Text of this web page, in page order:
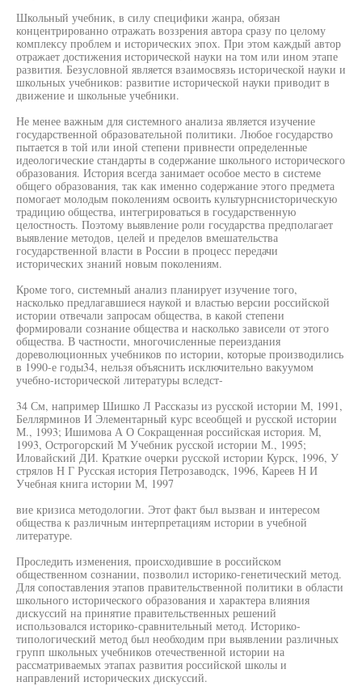
Школьный учебник, в силу специфики жанра, обязан
концентрированно отражать воззрения автора сразу по целому
комплексу проблем и исторических эпох. При этом каждый автор
отражает достижения исторической науки на том или ином этапе
развития. Безусловной является взаимосвязь исторической науки и
школьных учебников: развитие исторической науки приводит в
движение и школьные учебники.
Не менее важным для системного анализа является изучение
государственной образовательной политики. Любое государство
пытается в той или иной степени привнести определенные
идеологические стандарты в содержание школьного исторического
образования. История всегда занимает особое место в системе
общего образования, так как именно содержание этого предмета
помогает молодым поколениям освоить культурнснисторическую
традицию общества, интегрироваться в государственную
целостность. Поэтому выявление роли государства предполагает
выявление методов, целей и пределов вмешательства
государственной власти в России в процесс передачи
исторических знаний новым поколениям.
Кроме того, системный анализ планирует изучение того,
насколько предлагавшиеся наукой и властью версии российской
истории отвечали запросам общества, в какой степени
формировали сознание общества и насколько зависели от этого
общества. В частности, многочисленные переиздания
дореволюционных учебников по истории, которые производились
в 1990-е годы34, нельзя объяснить исключительно вакуумом
учебно-исторической литературы вследст-
34 См, например Шишко Л Рассказы из русской истории М, 1991,
Беллярминов И Элементарный курс всеобщей и русской истории
М., 1993; Ишимова А О Сокращенная российская история. М,
1993, Острогорский М Учебник русской истории М., 1995;
Иловайский ДИ. Краткие очерки русской истории Курск, 1996, У
стрялов Н Г Русская история Петрозаводск, 1996, Кареев Н И
Учебная книга истории М, 1997
вие кризиса методологии. Этот факт был вызван и интересом
общества к различным интерпретациям истории в учебной
литературе.
Проследить изменения, происходившие в российском
общественном сознании, позволил историко-генетический метод.
Для сопоставления этапов правительственной политики в области
школьного исторического образования и характера влияния
дискуссий на принятие правительственных решений
использовался историко-сравнительный метод. Историко-
типологический метод был необходим при выявлении различных
групп школьных учебников отечественной истории на
рассматриваемых этапах развития российской школы и
направлений исторических дискуссий.